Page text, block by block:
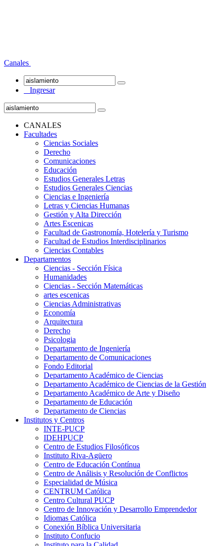
Canales
Ingresar
CANALES
Facultades
Ciencias Sociales
Derecho
Comunicaciones
Educación
Estudios Generales Letras
Estudios Generales Ciencias
Ciencias e Ingeniería
Letras y Ciencias Humanas
Gestión y Alta Dirección
Artes Escenicas
Facultad de Gastronomía, Hotelería y Turismo
Facultad de Estudios Interdisciplinarios
Ciencias Contables
Departamentos
Ciencias - Sección Física
Humanidades
Ciencias - Sección Matemáticas
artes escenicas
Ciencias Administrativas
Economía
Arquitectura
Derecho
Psicologia
Departamento de Ingeniería
Departamento de Comunicaciones
Fondo Editorial
Departamento Académico de Ciencias
Departamento Académico de Ciencias de la Gestión
Departamento Académico de Arte y Diseño
Departamento de Educación
Departamento de Ciencias
Institutos y Centros
INTE-PUCP
IDEHPUCP
Centro de Estudios Filosóficos
Instituto Riva-Agüero
Centro de Educación Contínua
Centro de Análisis y Resolución de Conflictos
Especialidad de Música
CENTRUM Católica
Centro Cultural PUCP
Centro de Innovación y Desarrollo Emprendedor
Idiomas Católica
Conexión Bíblica Universitaria
Instituto Confucio